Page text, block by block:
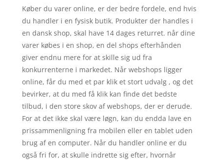
Køber du varer online, er der bedre fordele, end hvis
du handler i en fysisk butik. Produkter der handles i
en dansk shop, skal have 14 dages returret. når dine
varer købes i en shop, en del shops efterhånden
giver endnu mere for at skille sig ud fra
konkurrenterne i markedet. Når webshops ligger
online, får du med et par klik et stort udvalg , og det
bevirker, at du med få klik kan finde det bedste
tilbud, i den store skov af webshops, der er derude.
For at det ikke skal være løgn, kan du endda lave en
prissammenligning fra mobilen eller en tablet uden
brug af en computer. Når du handler online er du
også fri for, at skulle indrette sig efter, hvornår